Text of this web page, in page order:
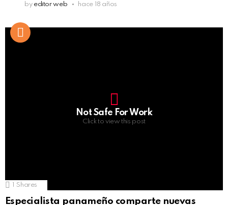
by editor web hace 18 años
Not Safe For Work
Click to view this post
1 Shares
Especialista panameño comparte nuevas